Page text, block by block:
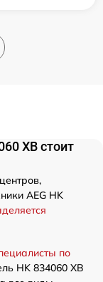
XB стоит
AEG HK
по
HK 834060 XB